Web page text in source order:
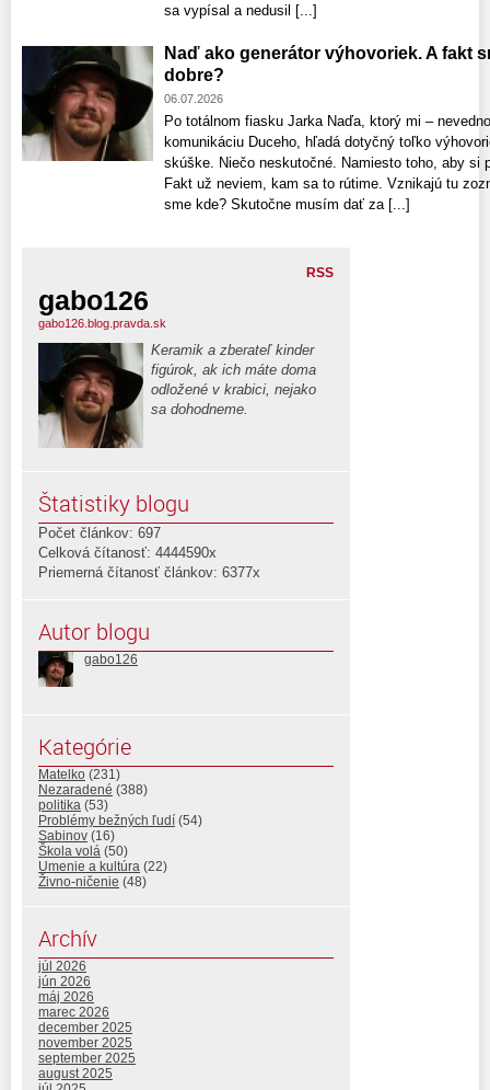
sa vypísal a nedusil [...]
Naď ako generátor výhovoriek. A fakt
dobre?
06.07.2026
Po totálnom fiasku Jarka Naďa, ktorý mi –
komunikáciu Duceho, hľadá dotyčný toľko
skúške. Niečo neskutočné. Namiesto toho, aby si
Fakt už neviem, kam sa to rútime. Vznikajú tu
sme kde? Skutočne musím dať za [...]
RSS
gabo126
gabo126.blog.pravda.sk
Keramik a zberateľ kinder
figúrok, ak ich máte doma
odložené v krabici, nejako
sa dohodneme.
Štatistiky blogu
Počet článkov: 697
Celková čítanosť: 4444590x
Priemerná čítanosť článkov: 6377x
Autor blogu
gabo126
Kategórie
Matelko (231)
Nezaradené (388)
politika (53)
Problémy bežných ľudí (54)
Sabinov (16)
Škola volá (50)
Umenie a kultúra (22)
Živno-ničenie (48)
Archív
júl 2026
jún 2026
máj 2026
marec 2026
december 2025
november 2025
september 2025
august 2025